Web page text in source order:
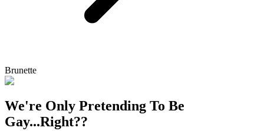
Brunette
We're Only Pretending To Be
Gay...Right??